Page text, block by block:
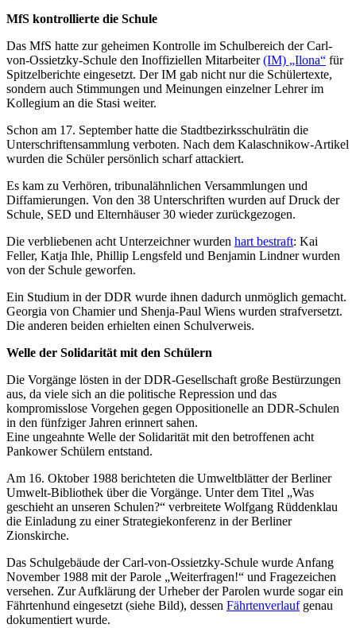
MfS kontrollierte die Schule
Das MfS hatte zur geheimen Kontrolle im Schulbereich der Carl-
von-Ossietzky-Schule den Inoffiziellen Mitarbeiter(IM) „Ilona“ für
Spitzelberichte eingesetzt. Der IM gab nicht nur die Schülertexte,
sondern auch Stimmungen und Meinungen einzelner Lehrer im
Kollegium an die Stasi weiter.
Schon am 17. September hatte die Stadtbezirksschulrätin die
Unterschriftensammlung verboten. Nach dem Kalaschnikow-Artikel
wurden die Schüler persönlich scharf attackiert.
Es kam zu Verhören, tribunalähnlichen Versammlungen und
Diffamierungen. Von den 38 Unterschriften wurden auf Druck der
Schule, SED und Elternhäuser 30 wieder zurückgezogen.
Die verbliebenen acht Unterzeichner wurden hart bestraft: Kai
Feller, Katja Ihle, Phillip Lengsfeld und Benjamin Lindner wurden
von der Schule geworfen.
Ein Studium in der DDR wurde ihnen dadurch unmöglich gemacht.
Georgia von Chamier und Shenja-Paul Wiens wurden strafversetzt.
Die anderen beiden erhielten einen Schulverweis.
Welle der Solidarität mit den Schülern
Die Vorgänge lösten in der DDR-Gesellschaft große Bestürzungen
aus, da viele sich an die politische Repression und das
kompromisslose Vorgehen gegen Oppositionelle an DDR-Schulen
in den fünfziger Jahren erinnert sahen.
Eine ungeahnte Welle der Solidarität mit den betroffenen acht
Pankower Schülern entstand.
Am 16. Oktober 1988 berichteten die Umweltblätter der Berliner
Umwelt-Bibliothek über die Vorgänge. Unter dem Titel „Was
geschieht an unseren Schulen?“ verbreitete Wolfgang Rüddenklau
die Einladung zu einer Strategiekonferenz in der Berliner
Zionskirche.
Das Schulgebäude der Carl-von-Ossietzky-Schule wurde Anfang
November 1988 mit der Parole „Weiterfragen!“ und Fragezeichen
versehen. Zur Aufklärung der Urheber der Parolen wurde sogar ein
Fährtenhund eingesetzt (siehe Bild), dessen Fährtenverlaufgenau
dokumentiert wurde.